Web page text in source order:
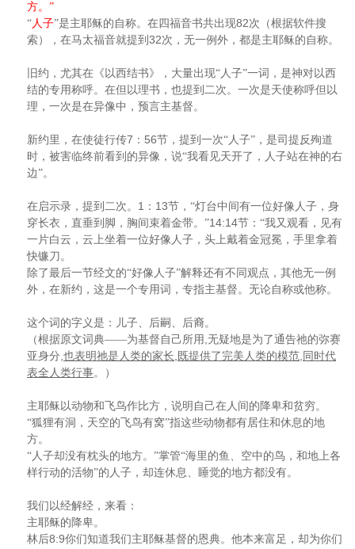
方。”
“人子”是主耶稣的自称。在四福音书共出现82次（根据软件搜
索），在马太福音就提到 32次，无一例外，都是主耶稣的自称。
旧约，尤其在《以西结书》，大量出现“人子”一词，是神对以西
结的专用称呼。在但以理书，也提到二次。一次是天使称呼但以
理，一次是在异像中，预言主基督。
新约里，在使徒行传7 ： 56节，提到一次“人子”，是司提反殉道
时，被害临终前看到的异像，说“我看见天开了，人子站在神的右
边”。
在启示录，提到二次。 1 ： 13节，“灯台中间有一位好像人子，身
穿长衣，直垂到脚，胸间束着金带。”14:14节：“我又观看，见有
一片白云，云上坐着一位好像人子，头上戴着金冠冕，手里拿着
快镰刀。
除了最后一节经文的“好像人子”解释还有不同观点，其他无一例
外，在新约，这是一个专用词，专指主基督。无论自称或他称。
这个词的字义是：儿子、后嗣、后裔。
（根据原文词典——为基督自己所用 无疑地是为了通告祂的弥赛
亚身分 也表明祂是人类的家长 既提供了完美人类的模范 同时代
表全人类行事。）
主耶稣以动物和飞鸟作比方，说明自己在人间的降卑和贫穷。
“狐狸有洞，天空的飞鸟有窝”指这些动物都有居住和休息的地
方。
“人子却没有枕头的地方。”掌管“海里的鱼、空中的鸟，和地上各
样行动的活物”的人子，却连休息、睡觉的地方都没有。
我们以经解经，来看：
主耶稣的降卑。
林后8:9你们知道我们主耶稣基督的恩典。他本来富足，却为你们